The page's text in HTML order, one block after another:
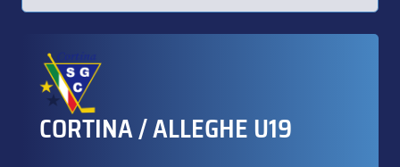
CORTINA / ALLEGHE U19